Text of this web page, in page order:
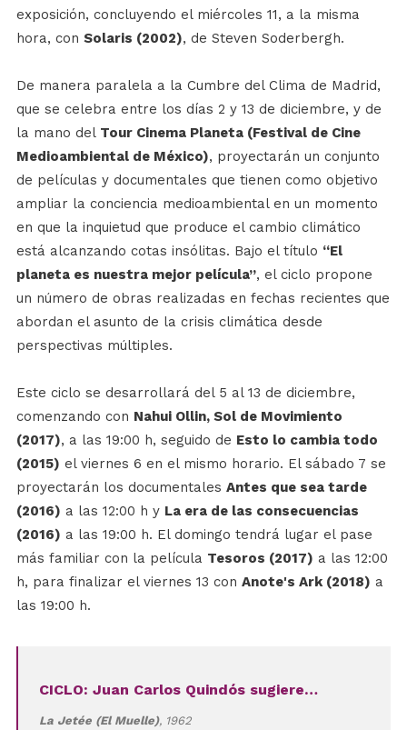
exposición, concluyendo el miércoles 11, a la misma
hora, con Solaris (2002), de Steven Soderbergh.
De manera paralela a la Cumbre del Clima de Madrid,
que se celebra entre los días 2 y 13 de diciembre, y de
la mano del Tour Cinema Planeta (Festival de Cine
Medioambiental de México), proyectarán un conjunto
de películas y documentales que tienen como objetivo
ampliar la conciencia medioambiental en un momento
en que la inquietud que produce el cambio climático
está alcanzando cotas insólitas. Bajo el título “El
planeta es nuestra mejor película”, el ciclo propone
un número de obras realizadas en fechas recientes que
abordan el asunto de la crisis climática desde
perspectivas múltiples.
Este ciclo se desarrollará del 5 al 13 de diciembre,
comenzando con Nahui Ollin, Sol de Movimiento
(2017), a las 19:00 h, seguido de Esto lo cambia todo
(2015) el viernes 6 en el mismo horario. El sábado 7 se
proyectarán los documentales Antes que sea tarde
(2016) a las 12:00 h y La era de las consecuencias
(2016) a las 19:00 h. El domingo tendrá lugar el pase
más familiar con la película Tesoros (2017) a las 12:00
h, para finalizar el viernes 13 con Anote's Ark (2018) a
las 19:00 h.
CICLO: Juan Carlos Quindós sugiere…
La Jetée (El Muelle), 1962